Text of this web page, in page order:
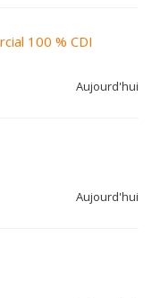
100 % CDI
Aujourd'hui
Aujourd'hui